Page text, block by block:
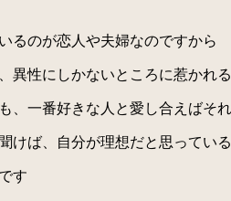
るのが恋人や夫婦なのですから
異性にしかないところに惹かれ
、一番好きな人と愛し合えばそ
けば、自分が理想だと思ってい
す